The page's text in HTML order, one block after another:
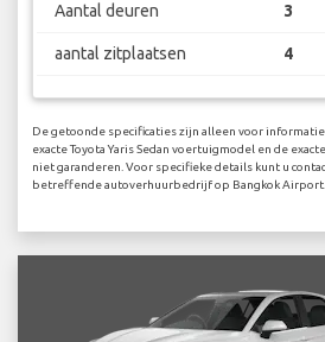
Aantal deuren 3
aantal zitplaatsen 4
De getoonde specificaties zijn alleen voor
exacte Toyota Yaris Sedan voertuigmodel en de
niet garanderen. Voor specifieke details kunt u
betreffende autoverhuurbedrijf op Bangkok Airport.